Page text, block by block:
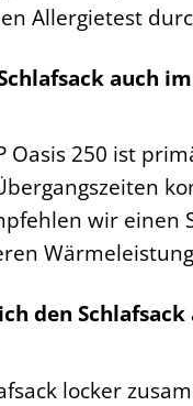
Allergietest
auch
Oasis 250 ist
wir einen
den Schlafsack
locker